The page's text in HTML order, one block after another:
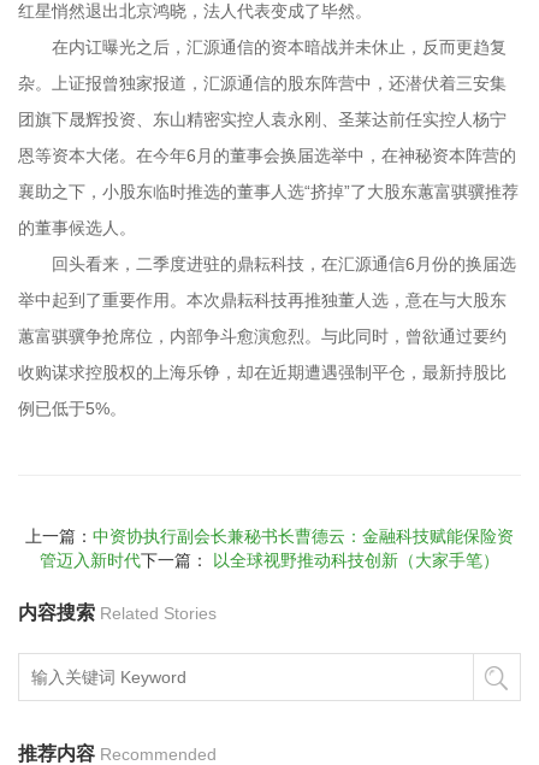
红星悄然退出北京鸿晓，法人代表变成了毕然。
在内讧曝光之后，汇源通信的资本暗战并未休止，反而更趋复
杂。上证报曾独家报道，汇源通信的股东阵营中，还潜伏着三安集
团旗下晟辉投资、东山精密实控人袁永刚、圣莱达前任实控人杨宁
恩等资本大佬。在今年6月的董事会换届选举中，在神秘资本阵营的
襄助之下，小股东临时推选的董事人选“挤掉”了大股东蕙富骐骥推荐
的董事候选人。
回头看来，二季度进驻的鼎耘科技，在汇源通信6月份的换届选
举中起到了重要作用。本次鼎耘科技再推独董人选，意在与大股东
蕙富骐骥争抢席位，内部争斗愈演愈烈。与此同时，曾欲通过要约
收购谋求控股权的上海乐铮，却在近期遭遇强制平仓，最新持股比
例已低于5%。
上一篇： 中资协执行副会长兼秘书长曹德云：金融科技赋能保险资
管迈入新时代下一篇： 以全球视野推动科技创新（大家手笔）
内容搜索 Related Stories
推荐内容 Recommended